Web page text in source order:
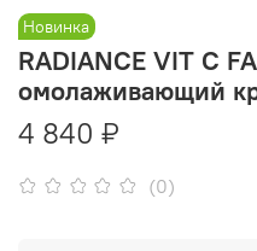
Новинка
(0)
RADIANCE VIT C
омолаживающий
4 840 ₽